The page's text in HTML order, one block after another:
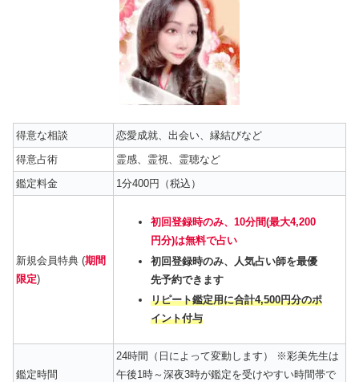
得意な相談
恋愛成就、出会い、縁結びなど
得意占術
霊感、霊視、霊聴など
鑑定料金
1分400円（税込）
新規会員特典 (期間
限定)
初回登録時のみ、10分間(最大4,200
円分)は無料で占い
初回登録時のみ、人気占い師を最優
先予約できます
リピート鑑定用に合計4,500円分のポ
イント付与
鑑定時間
24時間（日によって変動します） ※彩美先生は
午後1時～深夜3時が鑑定を受けやすい時間帯で